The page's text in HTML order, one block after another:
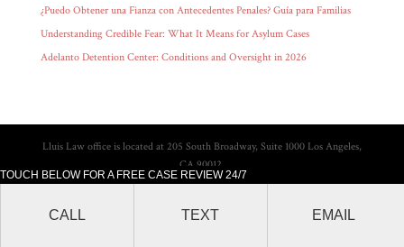
TOUCH BELOW FOR A FREE CASE REVIEW 24/7
CALL TEXT EMAIL
¿Puedo Obtener una Fianza con Antecedentes Penales? Guía para Familias
Understanding Credible Fear: What It Means for Asylum Cases
Adelanto Detention Center: Conditions and Oversight in 2026
Lluis Law office is located at 205 South Broadway, Suite 1000 Los Angeles,
CA 90012.